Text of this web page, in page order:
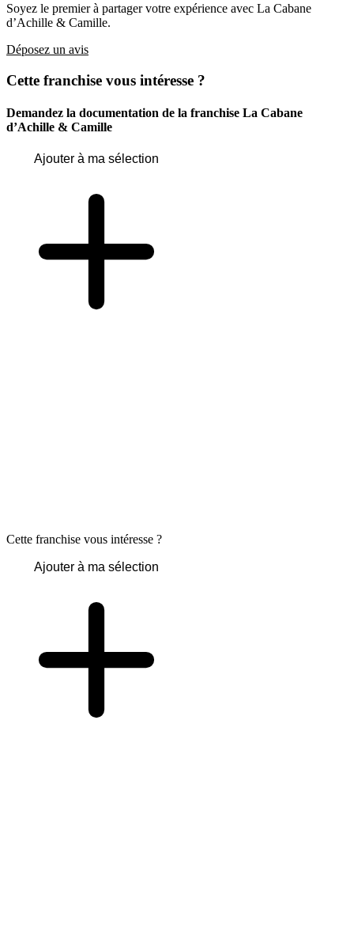
Soyez le premier à partager votre expérience avec La Cabane
d’Achille & Camille.
Déposez un avis
Cette franchise vous intéresse ?
Demandez la documentation de la franchise La Cabane
d’Achille & Camille
Ajouter à ma sélection
Cette franchise vous intéresse ?
Ajouter à ma sélection